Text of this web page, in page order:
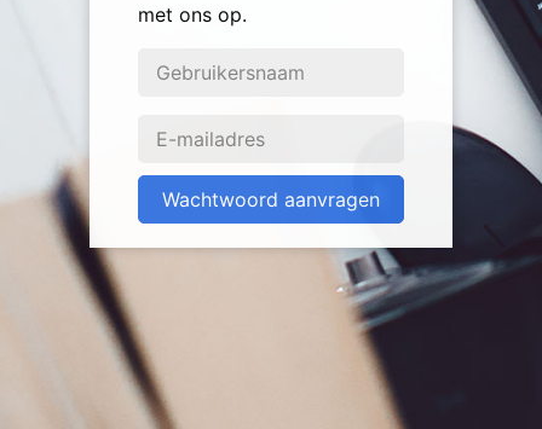
met ons op.
Wachtwoord aanvragen